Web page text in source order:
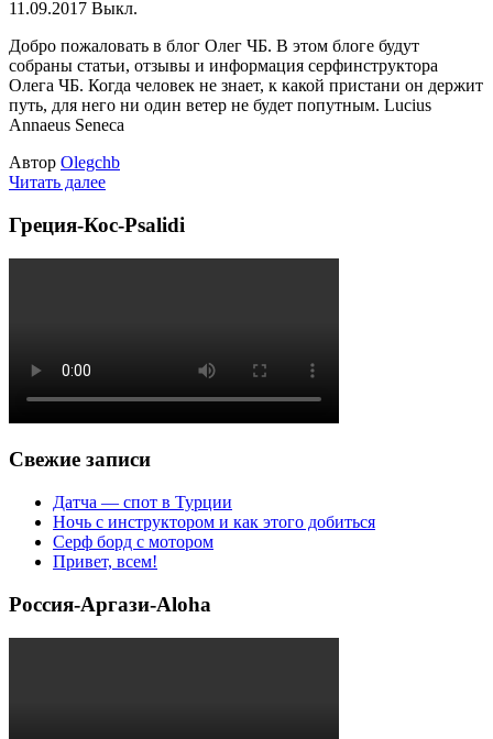
11.09.2017 Выкл.
Добро пожаловать в блог Олег ЧБ. В этом блоге будут
собраны статьи, отзывы и информация серфинструктора
Олега ЧБ. Когда человек не знает, к какой пристани он держит
путь, для него ни один ветер не будет попутным. Lucius
Annaeus Seneca
Автор Olegchb
Читать далее
Греция-Кос-Psalidi
Свежие записи
Датча — спот в Турции
Ночь с инструктором и как этого добиться
Серф борд с мотором
Привет, всем!
Россия-Аргази-Aloha